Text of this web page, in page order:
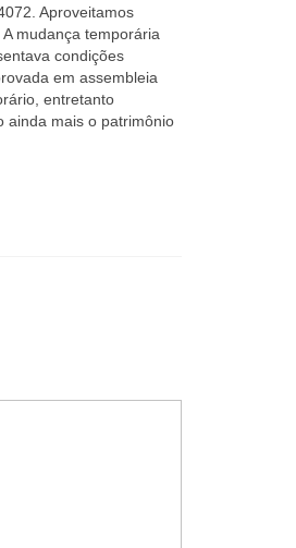
Aproveitamos
mudança temporária
condições
em assembleia
entretanto
ainda mais o patrimônio